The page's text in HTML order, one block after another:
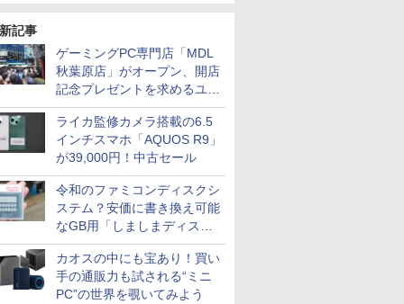
記事
ゲーミングPC専門店「MDL
秋葉原店」がオープン、開店
記念プレゼントを求めるユー
ザーが押し寄せ長蛇の列に
ライカ監修カメラ搭載の6.5
インチスマホ「AQUOS R9」
が39,000円！中古セール
令和のファミコンディスクシ
ステム？安価に書き換え可能
なGB用「しましまディスク
システム」
カオスの中にも宝あり！買い
手の通販力も試される“ミニ
PC”の世界を覗いてみよう